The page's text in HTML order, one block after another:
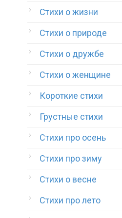
Стихи о жизни
Стихи о природе
Стихи о дружбе
Стихи о женщине
Короткие стихи
Грустные стихи
Стихи про осень
Стихи про зиму
Стихи о весне
Стихи про лето